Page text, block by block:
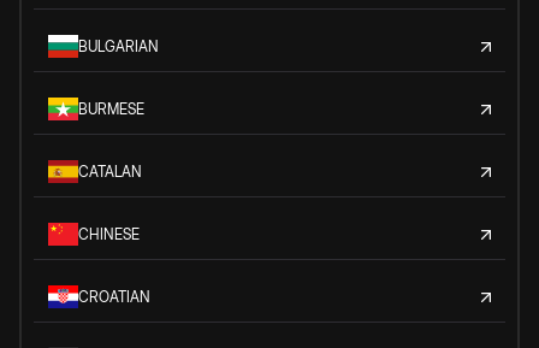
BULGARIAN
BURMESE
CATALAN
CHINESE
CROATIAN